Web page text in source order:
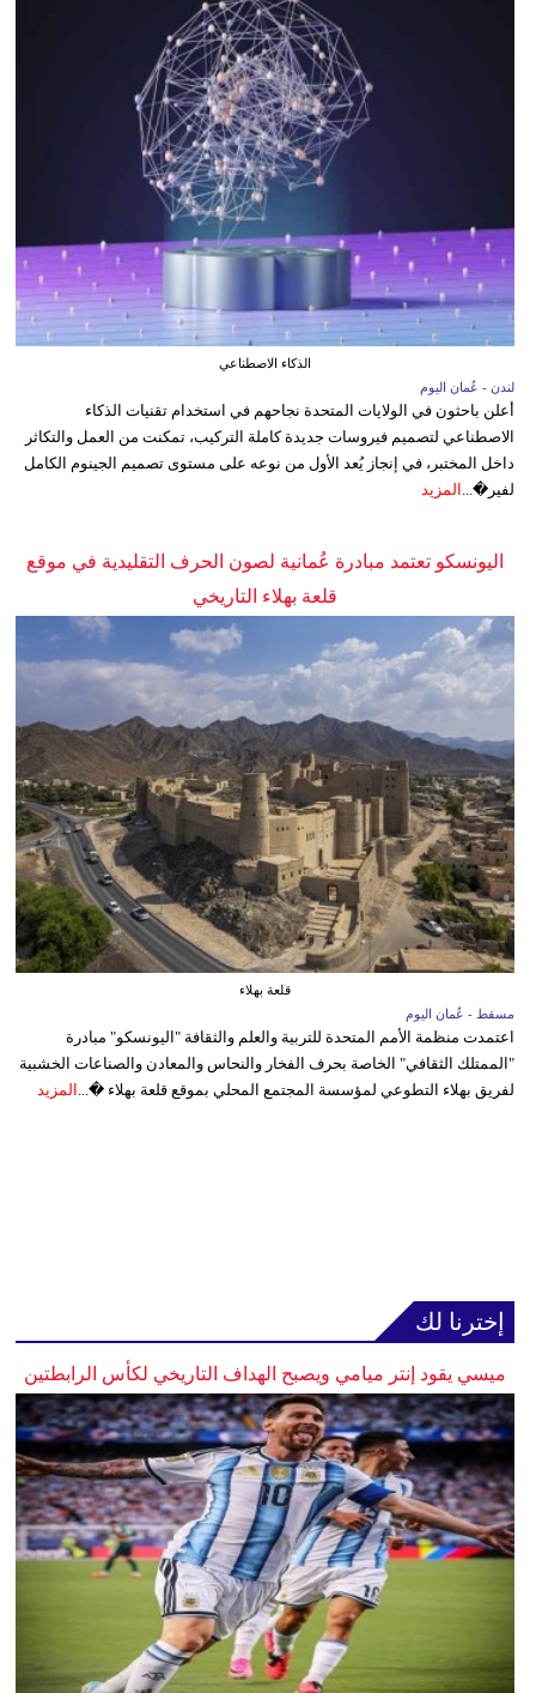
الذكاء الاصطناعي
لندن - عُمان اليوم
أعلن باحثون في الولايات المتحدة نجاحهم في استخدام تقنيات الذكاء
الاصطناعي لتصميم فيروسات جديدة كاملة التركيب، تمكنت من العمل والتكاثر
داخل المختبر، في إنجاز يُعد الأول من نوعه على مستوى تصميم الجينوم الكامل
لفير�...
المزيد
اليونسكو تعتمد مبادرة عُمانية لصون الحرف التقليدية في موقع
قلعة بهلاء التاريخي
قلعة بهلاء
مسقط - عُمان اليوم
اعتمدت منظمة الأمم المتحدة للتربية والعلم والثقافة "اليونسكو" مبادرة
"الممتلك الثقافي" الخاصة بحرف الفخار والنحاس والمعادن والصناعات الخشبية
لفريق بهلاء التطوعي لمؤسسة المجتمع المحلي بموقع قلعة بهلاء �... المزيد
إخترنا لك
ميسي يقود إنتر ميامي ويصبح الهداف التاريخي لكأس الرابطتين